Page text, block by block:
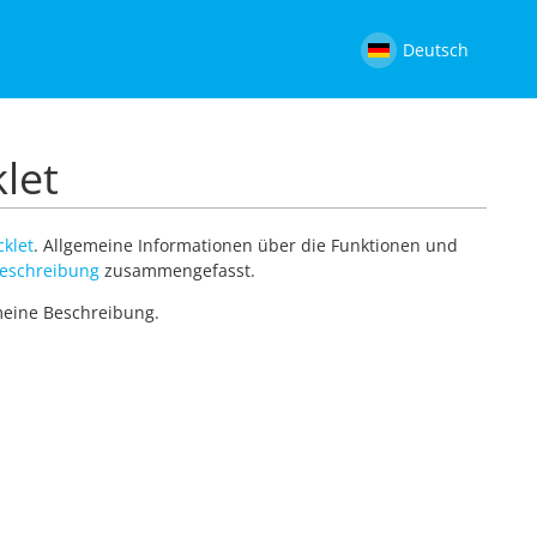
Deutsch
. Allgemeine Informationen über die Funktionen und
zusammengefasst.
Beschreibung.